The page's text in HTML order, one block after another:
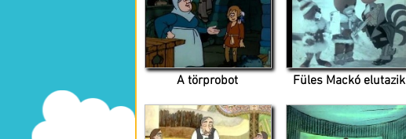
A törprobot Füles Mackó elutazik